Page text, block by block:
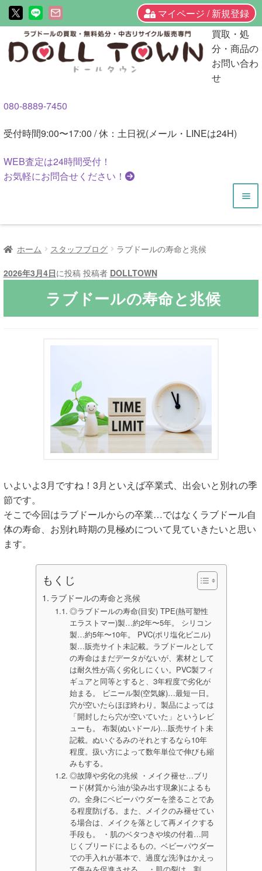
マイページ / 新規登録
ビ
ゲ
ョ
へ
キ
ッ
ン
テ
へ
キ
プ
買取・処
分・商品の
お問い合わ
せ
080-8889-7450
受付時間9:00〜17:00 / 休：土日祝(メール・LINEは24H)
WEB査定は24時間受付！
お気軽にお問合せください！
HOME
商品一覧
ラブドール買取・処分
サ
よくあるご質問
お問い合わせ
ホーム スタッフブログ ラブドールの寿命と兆候
2026年3月4日に投稿 投稿者 DOLLTOWN
ラブドールの寿命と兆候
いよいよ3月ですね！3月といえば卒業式、出会いと別れの季
節です。
そこで今回はラブドールからの卒業…ではなくラブドール自
体の寿命、お別れ時期の見極めについて見ていきたいと思い
ます。
もくじ
ラブドールの寿命と兆候
◎ラブドールの寿命(目安) TPE(熱可塑性
エラストマー)製…約2年〜5年。 シリコン
製…約5年〜10年。 PVC(ポリ塩化ビニル)
製…販売サイト未記載。ラブドールとして
の寿命はまだデータがないが、素材として
は耐久性が高く劣化しにくい。PVC製フィ
ギュアと同等とすると、3年程度で劣化が
始まる。 ビニール製(空気嫁)…最短一日。
穴が空いたらほぼ終わり。製品によっては
「開封したら穴が空いていた」というレビ
ューも。 布製(ぬいドール)…販売サイト未
記載。ぬいぐるみのそれとするなら10年
程度。扱い方によって数年単位で伸びも縮
みもする。
◎故障や劣化の兆候 ・メイク褪せ…ブリ
ード(材質から油が染み出す現象)によるも
の。全身にベビーパウダーを塗ることであ
る程度防げる。また、メイクのみ褪せてい
る場合は、メイクを落として再メイクする
手段も。 ・肌のベタつきや埃の付着…同
じくブリードによるもの。ベビーパウダー
での手入れが基本で、過度な洗浄はかえっ